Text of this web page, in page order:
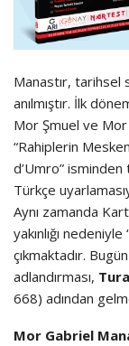
Manastır, tarihsel
anılmıştır. İlk
Mor Şmuel ve Mor
“Rahiplerin
d’Umro”
Türkçe
Aynı zamanda
yakınlığı nedeniyle
çıkmaktadır.
adlandırması,
668) adından
Mor Gabriel